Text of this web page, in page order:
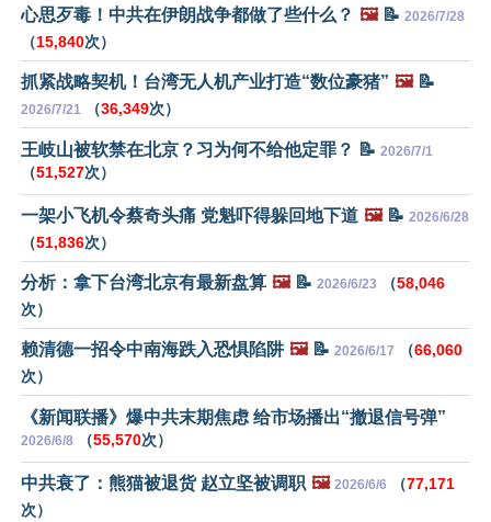
心思歹毒！中共在伊朗战争都做了些什么？ 🖼️📝 2026/7/28
（15,840次）
抓紧战略契机！台湾无人机产业打造“数位豪猪” 🖼️📝
2026/7/21 （36,349次）
王岐山被软禁在北京？习为何不给他定罪？ 📝 2026/7/1
（51,527次）
一架小飞机令蔡奇头痛 党魁吓得躲回地下道 🖼️📝 2026/6/28
（51,836次）
分析：拿下台湾北京有最新盘算 🖼️📝 2026/6/23 （58,046
次）
赖清德一招令中南海跌入恐惧陷阱 🖼️📝 2026/6/17 （66,060
次）
《新闻联播》爆中共末期焦虑 给市场播出“撤退信号弹”
2026/6/8 （55,570次）
中共衰了：熊猫被退货 赵立坚被调职 🖼️ 2026/6/6 （77,171
次）